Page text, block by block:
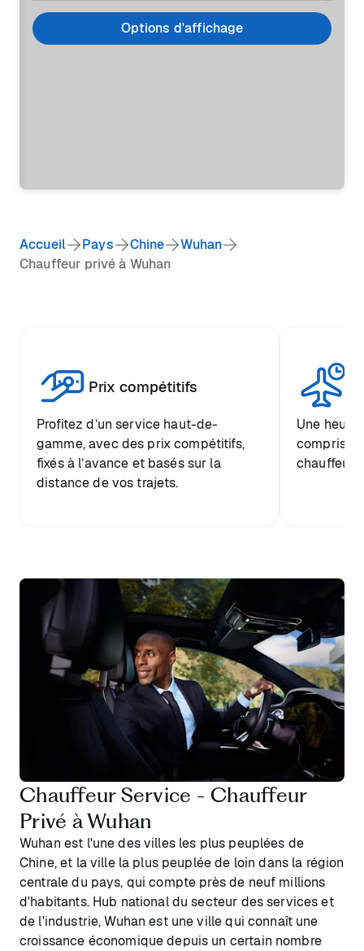
Options d'affichage
Accueil Pays Chine
Wuhan
Chauffeur privé à Wuhan
Prix compétitifs
Profitez d’un service haut-de-
gamme, avec des prix compétitifs,
fixés à l’avance et basés sur la
distance de vos trajets.
Une heure
comprise
chauffeur.
Chauffeur Service - Chauffeur
Privé à Wuhan
Wuhan est l'une des villes les plus peuplées de
Chine, et la ville la plus peuplée de loin dans la région
centrale du pays, qui compte près de neuf millions
d'habitants. Hub national du secteur des services et
de l'industrie, Wuhan est une ville qui connaît une
croissance économique depuis un certain nombre